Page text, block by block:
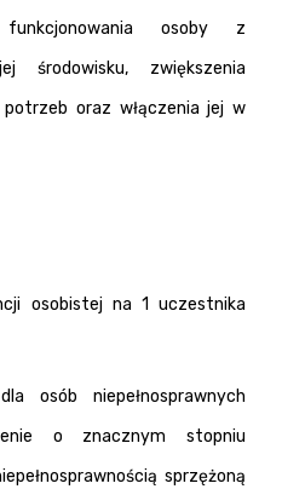
osoby z
środowisku, zwiększenia
oraz włączenia jej w
osobistej na 1 uczestnika
osób niepełnosprawnych
o znacznym stopniu
sprzężoną